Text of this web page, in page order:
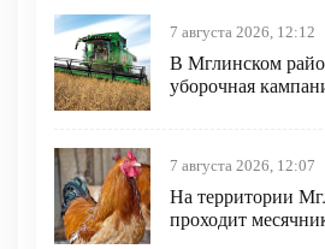
7 августа 2026, 12:12
В Мглинском
уборочная
7 августа 2026, 12:07
На территории
проходит